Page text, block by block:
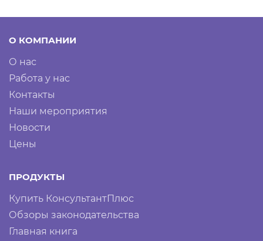
О КОМПАНИИ
О нас
Работа у нас
Контакты
Наши мероприятия
Новости
Цены
ПРОДУКТЫ
Купить КонсультантПлюс
Обзоры законодательства
Главная книга